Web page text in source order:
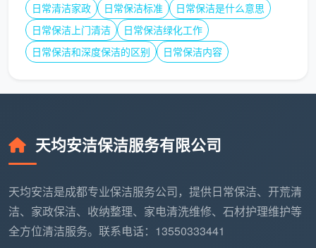
日常清洁家政
日常保洁标准
日常保洁是什么意思
日常保洁上门清洁
日常保洁绿化工作
日常保洁和深度保洁的区别
日常保洁内容
天均安洁保洁服务有限公司
天均安洁是成都专业保洁服务公司，提供日常保洁、开荒清
洁、家政保洁、收纳整理、家电清洗维修、石材护理维护等
全方位清洁服务。联系电话：13550333441